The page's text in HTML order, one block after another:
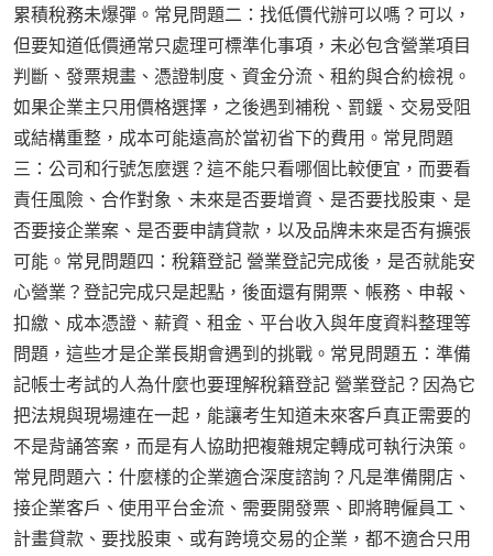
累積稅務未爆彈。常見問題二：找低價代辦可以嗎？可以，
但要知道低價通常只處理可標準化事項，未必包含營業項目
判斷、發票規畫、憑證制度、資金分流、租約與合約檢視。
如果企業主只用價格選擇，之後遇到補稅、罰鍰、交易受阻
或結構重整，成本可能遠高於當初省下的費用。常見問題
三：公司和行號怎麼選？這不能只看哪個比較便宜，而要看
責任風險、合作對象、未來是否要增資、是否要找股東、是
否要接企業案、是否要申請貸款，以及品牌未來是否有擴張
可能。常見問題四：稅籍登記 營業登記完成後，是否就能安
心營業？登記完成只是起點，後面還有開票、帳務、申報、
扣繳、成本憑證、薪資、租金、平台收入與年度資料整理等
問題，這些才是企業長期會遇到的挑戰。常見問題五：準備
記帳士考試的人為什麼也要理解稅籍登記 營業登記？因為它
把法規與現場連在一起，能讓考生知道未來客戶真正需要的
不是背誦答案，而是有人協助把複雜規定轉成可執行決策。
常見問題六：什麼樣的企業適合深度諮詢？凡是準備開店、
接企業客戶、使用平台金流、需要開發票、即將聘僱員工、
計畫貸款、要找股東、或有跨境交易的企業，都不適合只用